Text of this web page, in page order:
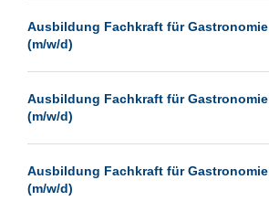
Siegburg
Siegen
Viernheim
Ausbildung Fachkraft für Gastronomie
(m/w/d)
Ausbildung Fachkraft für Gastronomie
(m/w/d)
Ausbildung Fachkraft für Gastronomie
(m/w/d)